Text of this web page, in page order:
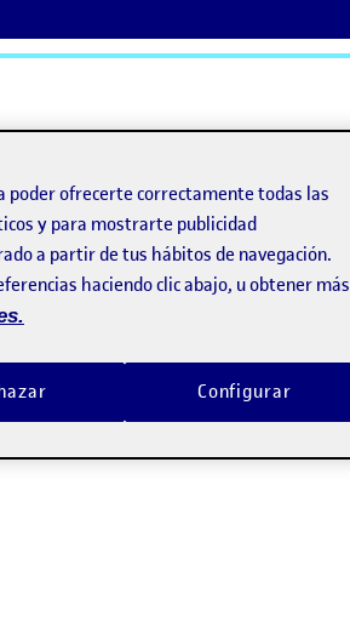
Ayuda
poder ofrecerte correctamente todas las
y para mostrarte publicidad
a partir de tus hábitos de navegación.
haciendo clic abajo, u obtener más
Configurar